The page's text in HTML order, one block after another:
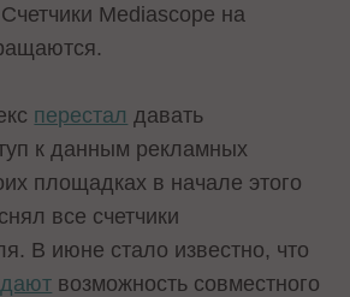
Mediascope на
перестал давать
к данным рекламных
площадках в начале этого
все счетчики
В июне стало известно, что
возможность совместного